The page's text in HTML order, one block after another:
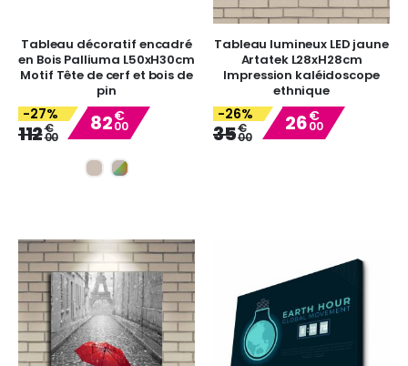
Tableau décoratif encadré
en Bois Palliuma L50xH30cm
Motif Tête de cerf et bois de
pin
-27%
112€
00
Special
Price
82€
00
Tableau lumineux LED jaune
Artatek L28xH28cm
Impression kaléidoscope
ethnique
-26%
35€
00
Special
Price
26€
00